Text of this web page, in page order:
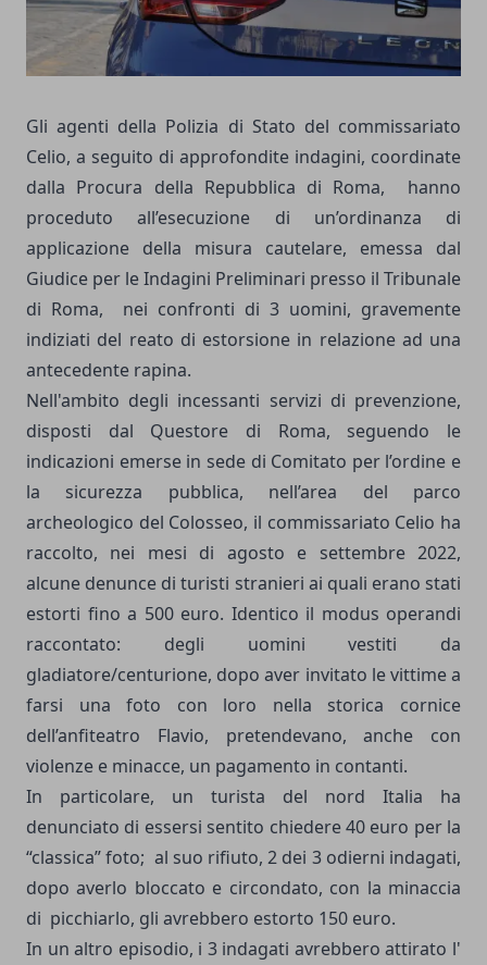
Gli agenti della Polizia di Stato del commissariato
Celio, a seguito di approfondite indagini, coordinate
dalla Procura della Repubblica di Roma,
hanno
proceduto all’esecuzione di un’ordinanza di
applicazione della misura cautelare, emessa dal
Giudice per le Indagini Preliminari presso il Tribunale
di Roma,
nei confronti di 3 uomini, gravemente
indiziati del reato di estorsione in relazione ad una
antecedente rapina.
Nell'ambito degli incessanti servizi di prevenzione,
disposti dal Questore di Roma, seguendo le
indicazioni emerse in sede di Comitato per l’ordine e
la sicurezza pubblica, nell’area del parco
archeologico del Colosseo, il commissariato Celio ha
raccolto, nei mesi di agosto e settembre 2022,
alcune denunce di turisti stranieri ai quali erano stati
estorti fino a 500 euro. Identico il modus operandi
raccontato: degli uomini vestiti da
gladiatore/centurione, dopo aver invitato le vittime a
farsi una foto con loro nella storica cornice
dell’anfiteatro Flavio, pretendevano, anche con
violenze e minacce, un pagamento in contanti.
In particolare, un turista del nord Italia ha
denunciato di essersi sentito chiedere 40 euro per la
“classica” foto; al suo rifiuto, 2 dei 3 odierni indagati,
dopo averlo bloccato e circondato, con la minaccia
di picchiarlo, gli avrebbero estorto 150 euro.
In un altro episodio, i 3 indagati avrebbero attirato l'